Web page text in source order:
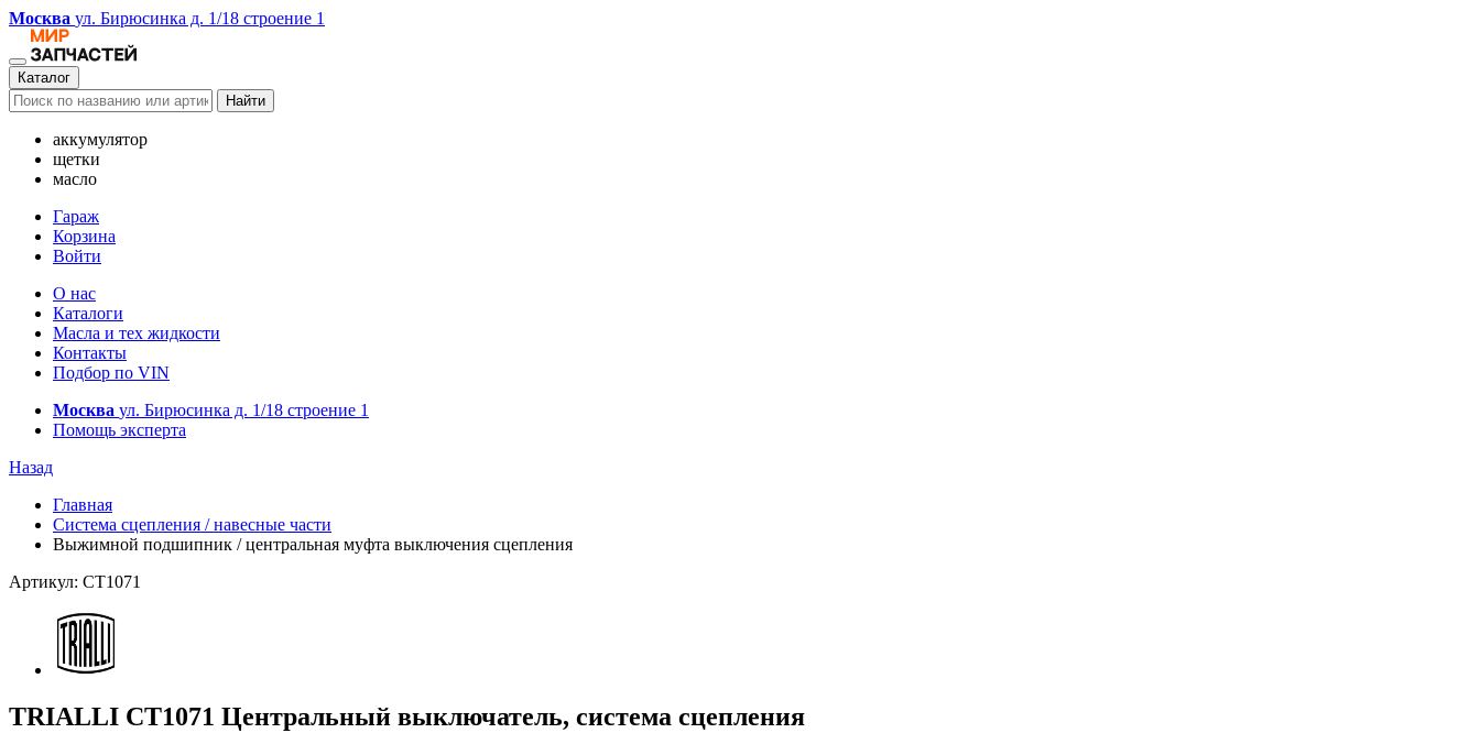
Москва ул. Бирюсинка д. 1/18 строение 1
Каталог
Найти
аккумулятор
щетки
масло
Гараж
Корзина
Войти
О нас
Каталоги
Масла и тех жидкости
Контакты
Подбор по VIN
Москва ул. Бирюсинка д. 1/18 строение 1
Помощь эксперта
Назад
Главная
Система сцепления / навесные части
Выжимной подшипник / центральная муфта выключения сцепления
Артикул: CT1071
TRIALLI CT1071 Центральный выключатель, система сцепления